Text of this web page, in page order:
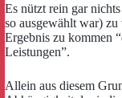
Es nützt rein gar
so ausgewählt war)
Ergebnis zu kommen
Leistungen”.
Allein aus diesem